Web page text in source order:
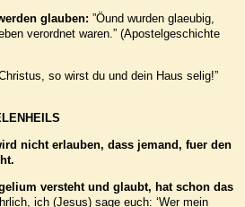
glauben: ”Öund wurden glaeubig,
verordnet waren.” (Apostelgeschichte
so wirst du und dein Haus selig!”
nicht erlauben, dass jemand, fuer den
versteht und glaubt, hat schon das
ich (Jesus) sage euch: ‘Wer mein